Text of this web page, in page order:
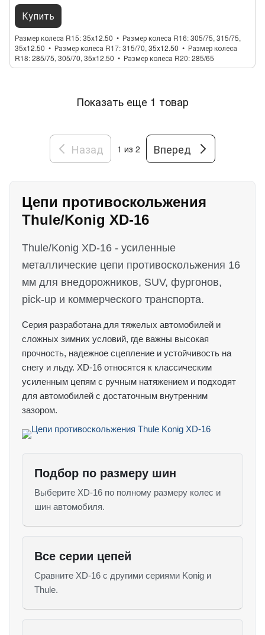
Купить
Размер колеса R15 35x12.50 Размер колеса R16 305/75, 315/75,
35x12.50
Размер колеса R17 315/70, 35x12.50
Размер колеса
R18 285/75, 305/70, 35x12.50 Размер колеса R20 285/65
Показать еще 1 товар
Назад 1 из 2 Вперед
Цепи противоскольжения
Thule/Konig XD-16
Thule/Konig XD-16 - усиленные
металлические цепи противоскольжения 16
мм для внедорожников, SUV, фургонов,
pick-up и коммерческого транспорта.
Серия разработана для тяжелых автомобилей и
сложных зимних условий, где важны высокая
прочность, надежное сцепление и устойчивость на
снегу и льду. XD-16 относятся к классическим
усиленным цепям с ручным натяжением и подходят
для автомобилей с достаточным внутренним
зазором.
Подбор по размеру шин
Выберите XD-16 по полному размеру колес и
шин автомобиля.
Все серии цепей
Сравните XD-16 с другими сериями Konig и
Thule.